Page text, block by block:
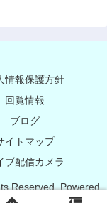
情報保護方針
回覧情報
ブログ
イトマップ
ブ配信カメラ
Reserved. Powered